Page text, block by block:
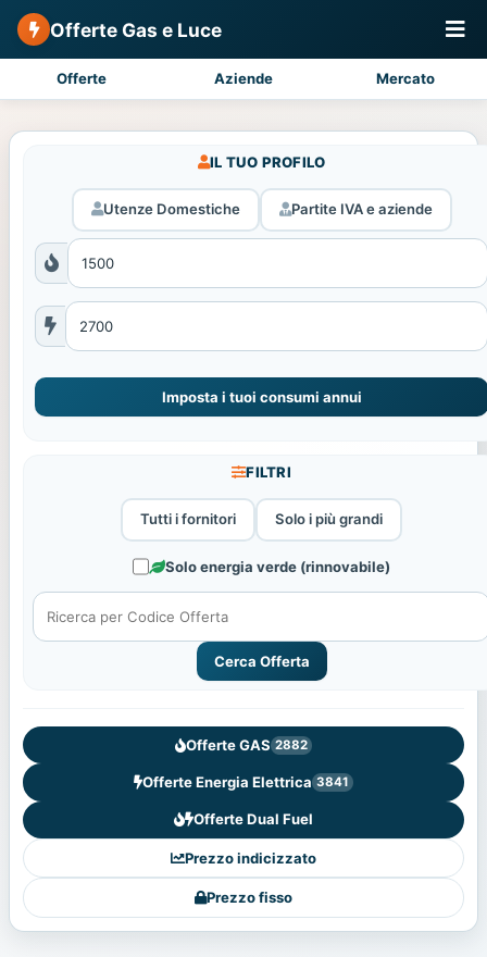
Offerte Gas e Luce
Offerte Aziende Mercato
IL TUO PROFILO
Utenze Domestiche Partite IVA e aziende
Imposta i tuoi consumi annui
FILTRI
Tutti i fornitori Solo i più grandi
Solo energia verde (rinnovabile)
Cerca Offerta
Offerte GAS 2882
Offerte Energia Elettrica 3841
Offerte Dual Fuel
Prezzo indicizzato
Prezzo fisso